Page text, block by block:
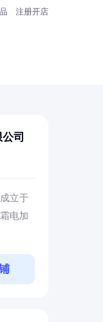
注册开店
司
立于
电加